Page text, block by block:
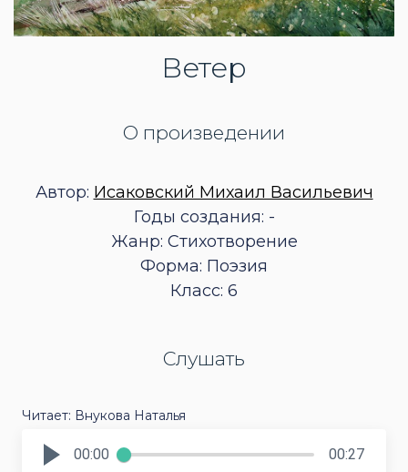
Ветер
О произведении
Автор: Исаковский Михаил Васильевич
Годы создания: -
Жанр: Стихотворение
Форма: Поэзия
Класс: 6
Слушать
Читает: Внукова Наталья
00:00 00:27